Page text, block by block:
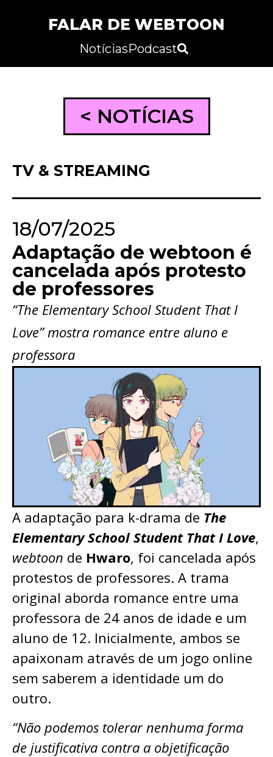
FALAR DE WEBTOON
NotíciasPodcast
< NOTÍCIAS
TV & STREAMING
18/07/2025
Adaptação de webtoon é
cancelada após protesto
de professores
“The Elementary School Student That I
Love” mostra romance entre aluno e
professora
A adaptação para k-drama de The
Elementary School Student That I Love,
webtoon de Hwaro, foi cancelada após
protestos de professores. A trama
original aborda romance entre uma
professora de 24 anos de idade e um
aluno de 12. Inicialmente, ambos se
apaixonam através de um jogo online
sem saberem a identidade um do
outro.
“Não podemos tolerar nenhuma forma
de justificativa contra a objetificação